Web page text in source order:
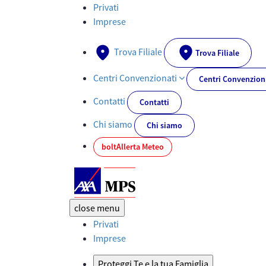
Assicurazioni: preventivatori online | AXA MPS - AXA-MPS.IT
Privati
Imprese
Trova Filiale Trova Filiale
Centri Convenzionati Centri
Contatti Contatti
Chi siamo
Chi siamo
boltAllerta Meteo
close menu
Privati
Imprese
Proteggi Te e la tua Famiglia